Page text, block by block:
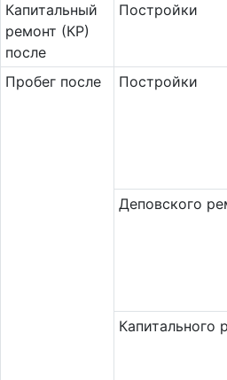
Ка­пи­таль­ный
ремонт (КР)
после
Постройки
Пробег после Постройки
Деповского
Капитального